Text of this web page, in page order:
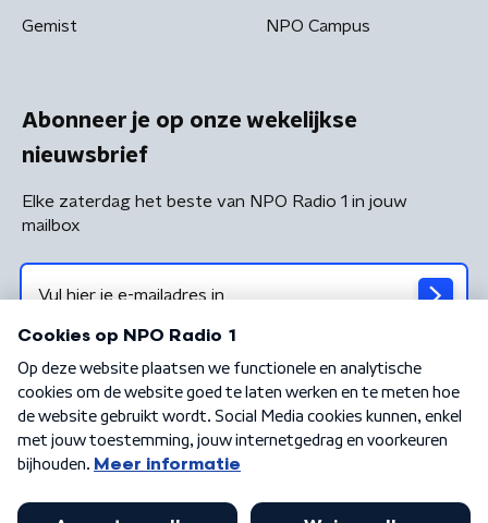
Gemist NPO Campus
Abonneer je op onze wekelijkse
nieuwsbrief
Elke zaterdag het beste van NPO Radio 1 in jouw
mailbox
Algemene voorwaarden Privacybeleid